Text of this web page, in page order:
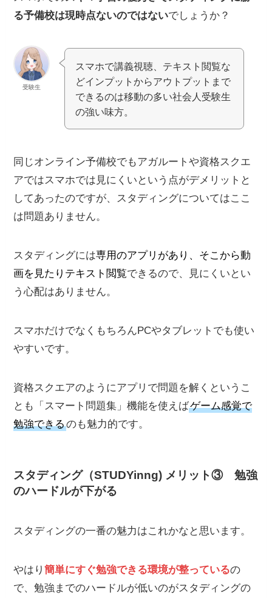
る予備校は現時点ないのではないでしょうか？
受験生
スマホで講義視聴、テキスト閲覧な
どインプットからアウトプットまで
できるのは移動の多い社会人受験生
の強い味方。
同じオンライン予備校でもアガルートや資格スクエ
アではスマホでは見にくいという点がデメリットと
してあったのですが、スタディングについてはここ
は問題ありません。
スタディングには専用のアプリがあり、そこから動
画を見たりテキスト閲覧できるので、見にくいとい
う心配はありません。
スマホだけでなくもちろんPCやタブレットでも使い
やすいです。
資格スクエアのようにアプリで問題を解くというこ
とも「スマート問題集」機能を使えばゲーム感覚で
勉強できるのも魅力的です。
スタディング（STUDYinng) メリット③勉強
のハードルが下がる
スタディングの一番の魅力はこれかなと思います。
やはり簡単にすぐ勉強できる環境が整っているの
で、勉強までのハードルが低いのがスタディングの